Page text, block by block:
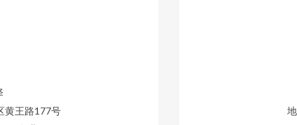
黄王路177号